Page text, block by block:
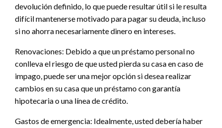
devolución definido, lo que puede resultar útil si le resulta
difícil mantenerse motivado para pagar su deuda, incluso
si no ahorra necesariamente dinero en intereses.
Renovaciones: Debido a que un préstamo personal no
conlleva el riesgo de que usted pierda su casa en caso de
impago, puede ser una mejor opción si desea realizar
cambios en su casa que un préstamo con garantía
hipotecaria o una línea de crédito.
Gastos de emergencia: Idealmente, usted debería haber